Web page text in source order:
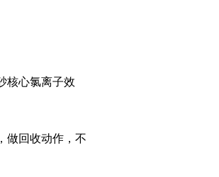
核心氯离子效
做回收动作，不